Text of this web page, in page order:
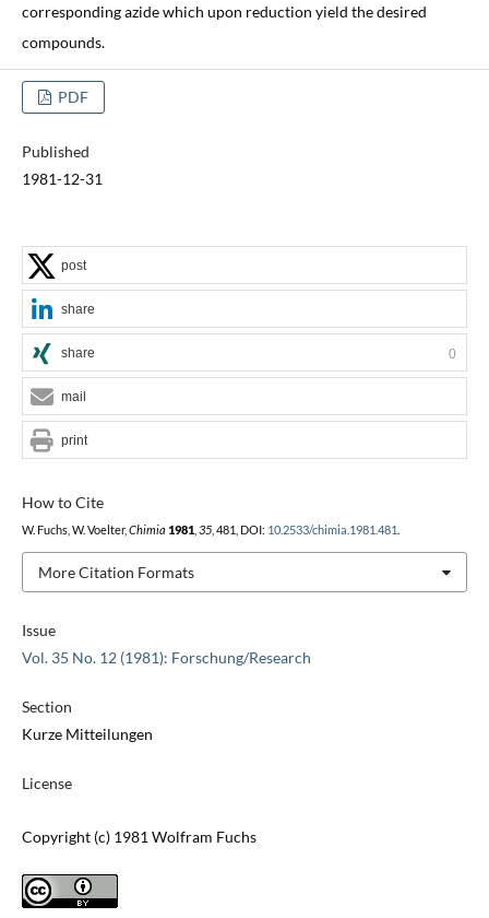
corresponding azide which upon reduction yield the desired
compounds.
PDF
Published
1981-12-31
Issue
Vol. 35 No. 12 (1981): Forschung/Research
Section
Kurze Mitteilungen
License
Copyright (c) 1981 Wolfram Fuchs
How to Cite
W. Fuchs, W. Voelter, Chimia 1981, 35, 481, DOI: 10.2533/chimia.1981.481
More Citation Formats
post
share
share 0
mail
print